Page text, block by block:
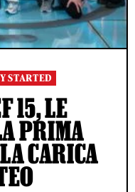
STARTED
15, LE
PRIMA
CARICA